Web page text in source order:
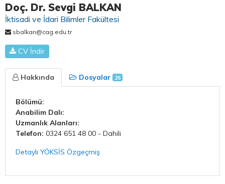
Doç. Dr. Sevgi BALKAN
İktisadi ve İdari Bilimler Fakültesi
sbalkan@cag.edu.tr
CV İndir
Hakkında Dosyalar 26
Bölümü:
Anabilim Dalı:
Uzmanlık Alanları:
Telefon: 0324 651 48 00 - Dahili
Detaylı YÖKSİS Özgeçmiş